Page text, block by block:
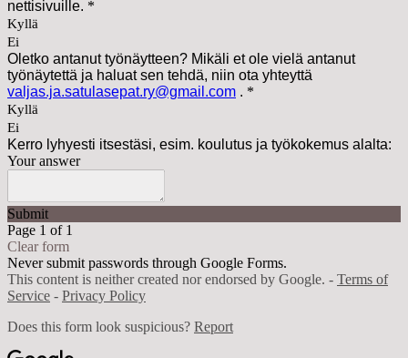
nettisivuille. *
Kyllä
Ei
Oletko antanut työnäytteen? Mikäli et ole vielä antanut
työnäytettä ja haluat sen tehdä, niin ota yhteyttä
valjas.ja.satulasepat.ry@gmail.com . *
Kyllä
Ei
Kerro lyhyesti itsestäsi, esim. koulutus ja työkokemus alalta:
Your answer
Submit
Page 1 of 1
Clear form
Never submit passwords through Google Forms.
This content is neither created nor endorsed by Google. - Terms of
Service - Privacy Policy
Does this form look suspicious? Report